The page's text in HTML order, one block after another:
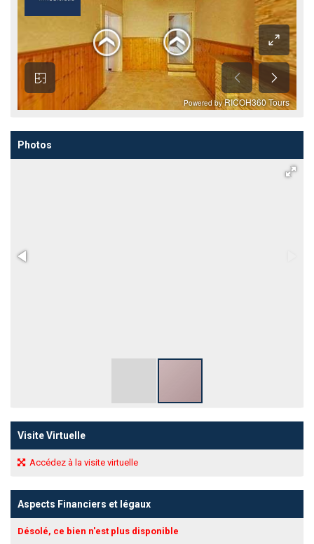
Photos
Visite Virtuelle
Accédez à la visite virtuelle
Aspects Financiers et légaux
Désolé, ce bien n'est plus disponible